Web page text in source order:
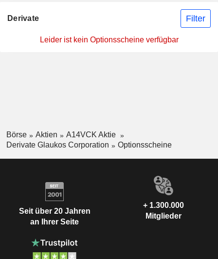
Derivate Filter
Leider ist kein Optionsscheine verfügbar
Börse Aktien
A14VCK Aktie
Derivate Glaukos Corporation
Optionsscheine
Seit über 20 Jahren
an Ihrer Seite
+ 1.300.000
Mitglieder